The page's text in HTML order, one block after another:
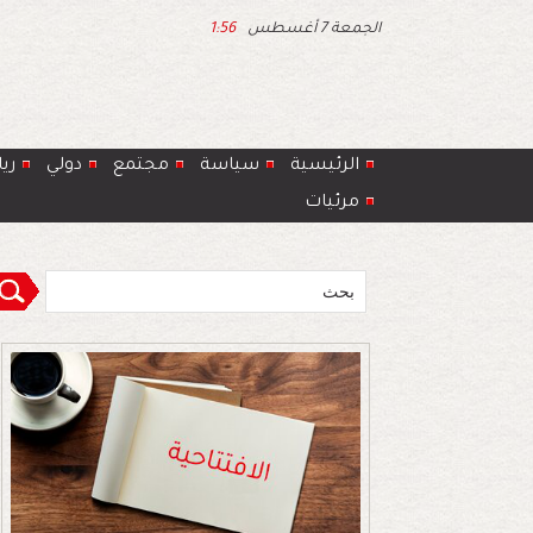
الجمعة 7 أغسطس 1:56
الرئيسية سياسة مجتمع دولي
مرئيات